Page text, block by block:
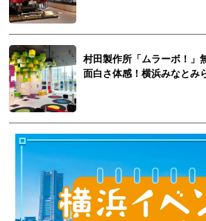
村田製作所「ムラーボ！」
面白さ体感！横浜みなとみ